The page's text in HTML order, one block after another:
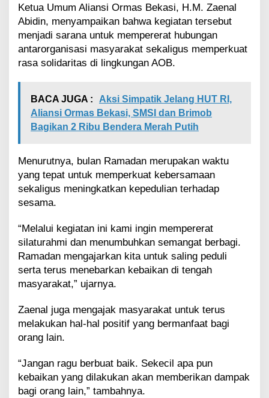
g
i
B
e
s
a
Y
a
m
d
n
u
a
a
Ketua Umum Aliansi Ormas Bekasi, H.M. Zaenal
Abidin, menyampaikan bahwa kegiatan tersebut
menjadi sarana untuk mempererat hubungan
antarorganisasi masyarakat sekaligus memperkuat
rasa solidaritas di lingkungan AOB.
BACA JUGA :
Aksi Simpatik Jelang HUT RI,
Aliansi Ormas Bekasi, SMSI dan Brimob
Bagikan 2 Ribu Bendera Merah Putih
Menurutnya, bulan Ramadan merupakan waktu
yang tepat untuk memperkuat kebersamaan
sekaligus meningkatkan kepedulian terhadap
sesama.
“Melalui kegiatan ini kami ingin mempererat
silaturahmi dan menumbuhkan semangat berbagi.
Ramadan mengajarkan kita untuk saling peduli
serta terus menebarkan kebaikan di tengah
masyarakat,” ujarnya.
Zaenal juga mengajak masyarakat untuk terus
melakukan hal-hal positif yang bermanfaat bagi
orang lain.
“Jangan ragu berbuat baik. Sekecil apa pun
kebaikan yang dilakukan akan memberikan dampak
bagi orang lain,” tambahnya.